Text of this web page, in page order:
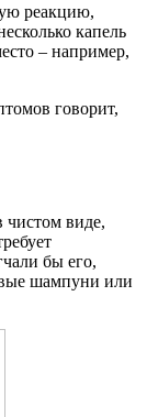
реакцию,
капель
– например,
говорит,
чистом виде,
бы его,
шампуни или